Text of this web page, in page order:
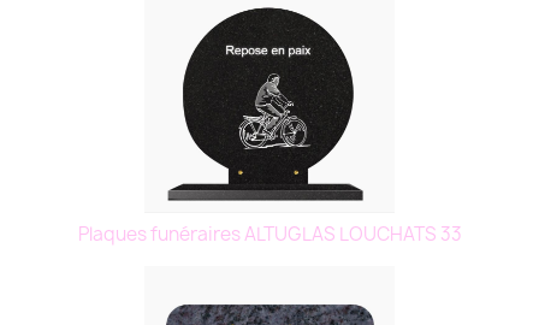
Plaques funéraires ALTUGLAS LOUCHATS 33